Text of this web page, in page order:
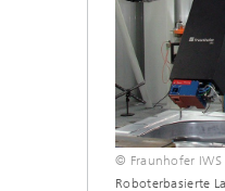
© Fraunhofer IWS
Roboterbasierte